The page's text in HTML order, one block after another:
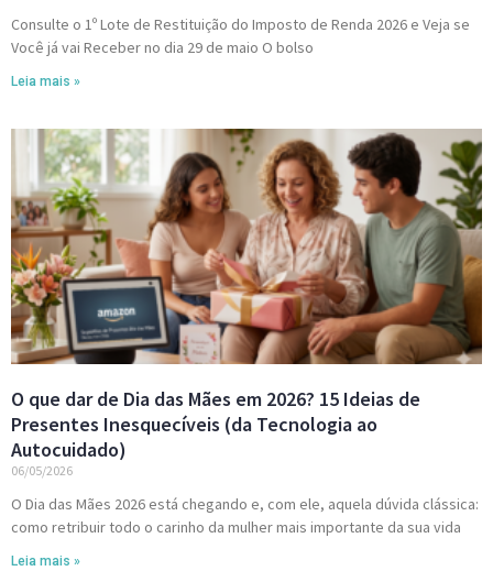
Consulte o 1º Lote de Restituição do Imposto de Renda 2026 e Veja se
Você já vai Receber no dia 29 de maio O bolso
Leia mais »
O que dar de Dia das Mães em 2026? 15 Ideias de
Presentes Inesquecíveis (da Tecnologia ao
Autocuidado)
06/05/2026
O Dia das Mães 2026 está chegando e, com ele, aquela dúvida clássica:
como retribuir todo o carinho da mulher mais importante da sua vida
Leia mais »